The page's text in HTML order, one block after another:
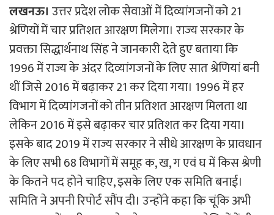
लखनऊ। उत्तर प्रदेश लोक सेवाओं में दिव्यांगजनों को 21
श्रेणियों में चार प्रतिशत आरक्षण मिलेगा। राज्‍य सरकार के
प्रवक्ता सिद्धार्थनाथ सिंह ने जानकारी देते हुए बताया कि
1996 में राज्य के अंदर दिव्यांगजनों के लिए सात श्रेणियां बनी
थीं जिसे 2016 में बढ़ाकर 21 कर दिया गया। 1996 में हर
विभाग में दिव्यांगजनों को तीन प्रतिशत आरक्षण मिलता था
लेकिन 2016 में इसे बढ़ाकर चार प्रतिशत कर दिया गया।
इसके बाद 2019 में राज्य सरकार ने सीधे आरक्षण के प्रावधान
के लिए सभी 68 विभागों में समूह क, ख, ग एवं घ में किस श्रेणी
के कितने पद होने चाहिए, इसके लिए एक समिति बनाई।
समिति ने अपनी रिपोर्ट सौंप दी। उन्‍होंने कहा कि चूंकि अभी